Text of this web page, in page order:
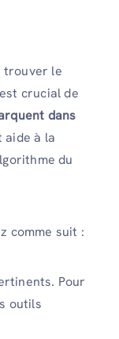
trouver le
crucial de
dans
aide à la
du
comme suit :
Pour
outils